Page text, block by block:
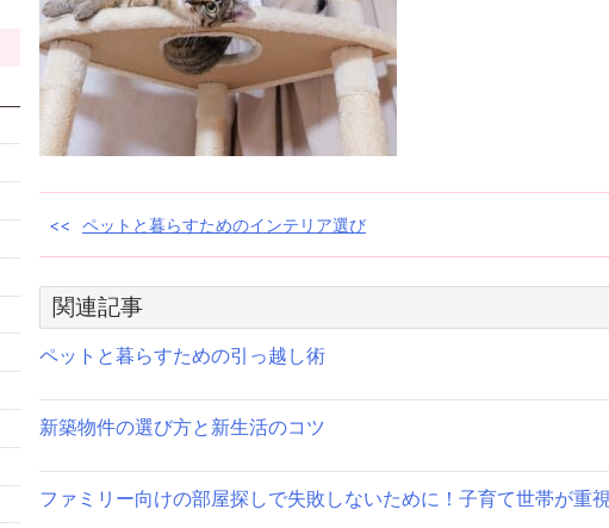
投
ナ
ビ
ゲ
ー
シ
ペットと暮らすためのインテリア選び
関連記事
ペットと暮らすための引っ越し術
新築物件の選び方と新生活のコツ
ファミリー向けの部屋探しで失敗しないために！子育て世帯が重